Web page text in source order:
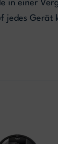
in einer
jedes Gerät